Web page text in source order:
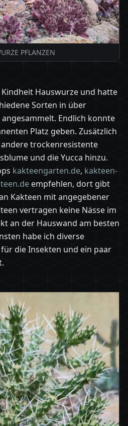
PFLANZEN
Hauswurze und hatte
Sorten in über
Endlich konnte
Platz geben. Zusätzlich
trockenresistente
und die Yucca hinzu.
kakteengarten.de, kakteen-
empfehlen, dort gibt
Kakteen mit angegebener
vertragen keine Nässe im
an der Hauswand am besten
habe ich diverse
die Insekten und ein paar